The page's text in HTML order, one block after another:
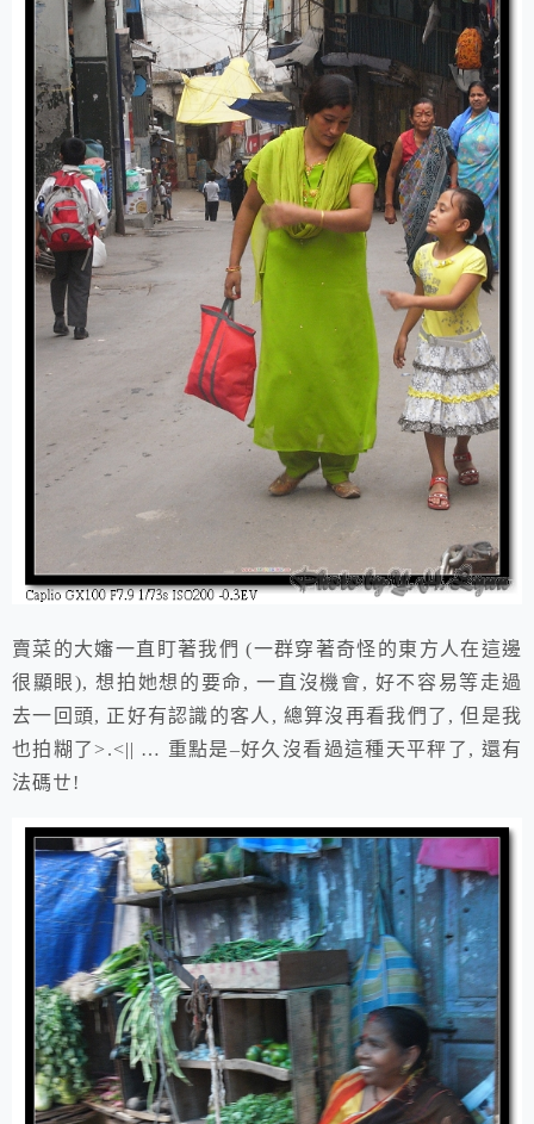
賣菜的大嬸一直盯著我們 (一群穿著奇怪的東方人在這邊
很顯眼), 想拍她想的要命, 一直沒機會, 好不容易等走過
去一回頭, 正好有認識的客人, 總算沒再看我們了, 但是我
也拍糊了>.<|| … 重點是–好久沒看過這種天平秤了, 還有
法碼ㄝ!